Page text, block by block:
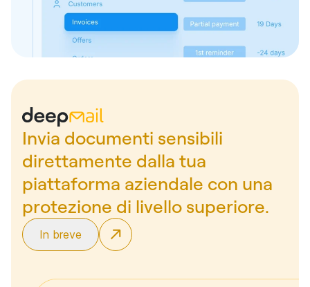
Invia documenti sensibili
direttamente dalla tua
piattaforma aziendale con una
protezione di livello superiore.
In breve